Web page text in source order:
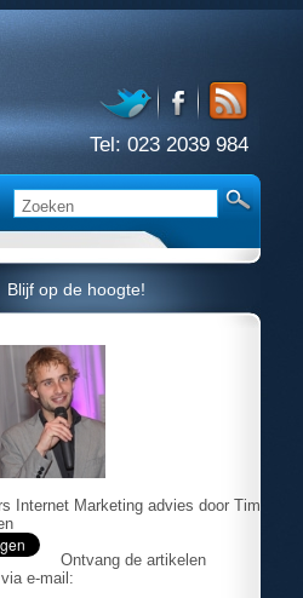
Tel:023 2039 984
Blijf op de hoogte!
Ontvang de artikelen
via e-mail: